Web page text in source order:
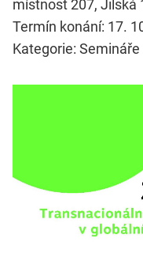
místnost 207, Jilská
Termín konání: 17.
Kategorie: Semináře